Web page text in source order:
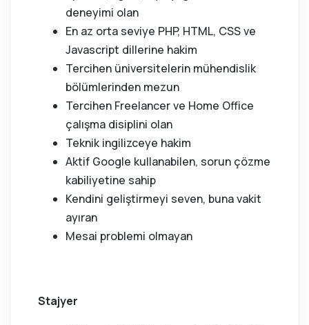
deneyimi olan
En az orta seviye PHP, HTML, CSS ve
Javascript dillerine hakim
Tercihen üniversitelerin mühendislik
bölümlerinden mezun
Tercihen Freelancer ve Home Office
çalışma disiplini olan
Teknik ingilizceye hakim
Aktif Google kullanabilen, sorun çözme
kabiliyetine sahip
Kendini geliştirmeyi seven, buna vakit
ayıran
Mesai problemi olmayan
Stajyer